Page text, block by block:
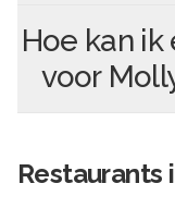
Hoe kan
voor
Restaurants